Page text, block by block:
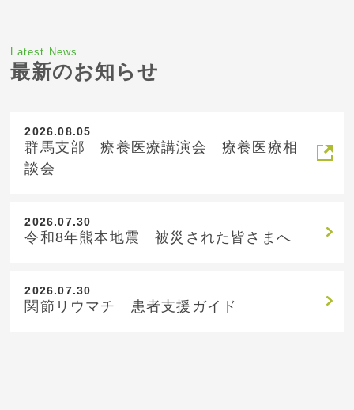
Latest News
最新のお知らせ
2026.08.05
群馬支部 療養医療講演会 療養医療相
談会
2026.07.30
令和8年熊本地震 被災された皆さまへ
2026.07.30
関節リウマチ 患者支援ガイド